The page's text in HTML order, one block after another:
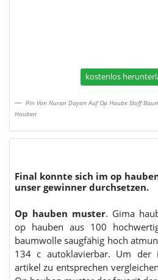
kostenlos
Pin Von Nuran Dayan Auf Op Haube Stoff
Hauben
Final konnte sich im op
unser gewinner durchsetzen.
Op hauben muster. Gima
op hauben aus 100
baumwolle saugfähig hoch
134 c autoklavierbar. Um der
artikel zu entsprechen